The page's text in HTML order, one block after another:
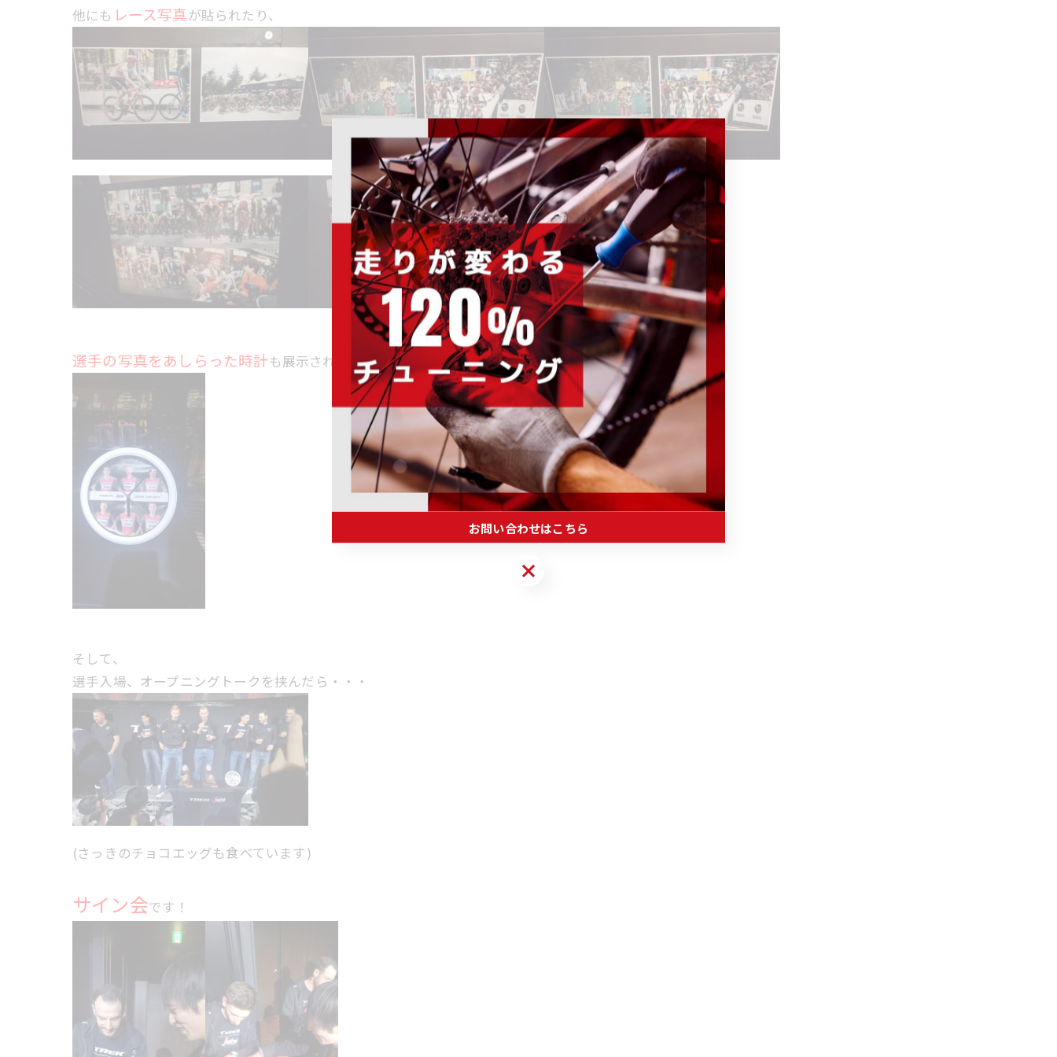
他にも レース写真が貼られたり、
選手の写真をあしらった時計も展示されていました。
そして、
選手入場、オープニングトークを挟んだら・・・
(さっきのチョコエッグも食べています)
サイン会です！
お問い合わせはこちら
お問い合わせはこちら